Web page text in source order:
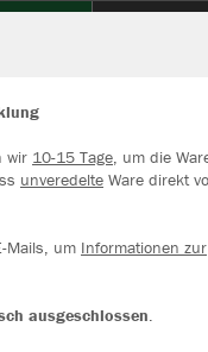
wir 10-15 Tage, um die
unveredelte Ware direkt
Mails, um Informationen zur
ausgeschlossen.
Weitere